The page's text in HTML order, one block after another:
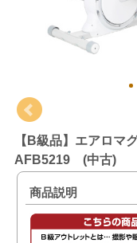
【B級品】エアロマ
AFB5219 (中古)
商品説明